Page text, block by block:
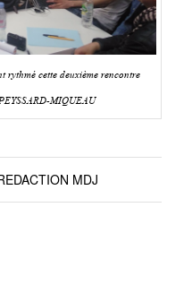
rythmé cette deuxième rencontre
MIQUEAU
MDJ